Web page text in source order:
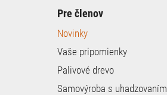
Pre členov
Novinky
Vaše pripomienky
Palivové drevo
Samovýroba s uhadzovaním